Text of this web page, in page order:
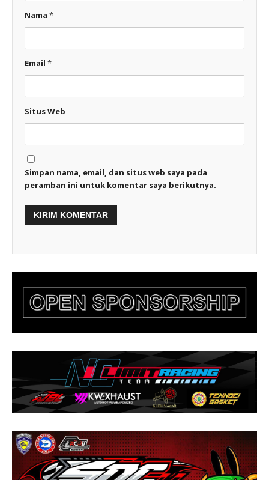
Nama *
Email *
Situs Web
Simpan nama, email, dan situs web saya pada
peramban ini untuk komentar saya berikutnya.